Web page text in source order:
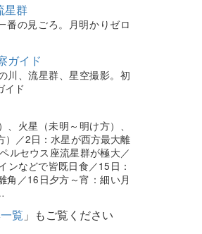
星群
番の見ごろ。月明かりゼロ
ガイド
川、流星群、星空撮影。初
イド
、火星（未明～明け方）、
）／2日：水星が西方最大離
ルセウス座流星群が極大／
ンなどで皆既日食／15日：
角／16日夕方～宵：細い月
覧 」もご覧ください